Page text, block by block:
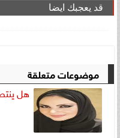
قد يعجبك ايضا
موضوعات متعلقة
هل